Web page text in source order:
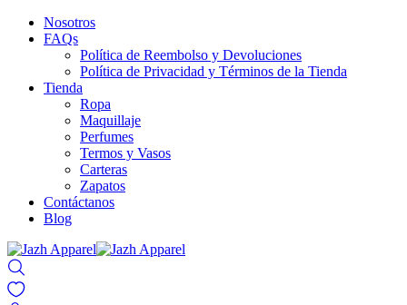
Nosotros
FAQs
Política de Reembolso y Devoluciones
Política de Privacidad y Términos de la Tienda
Tienda
Ropa
Maquillaje
Perfumes
Termos y Vasos
Carteras
Zapatos
Contáctanos
Blog